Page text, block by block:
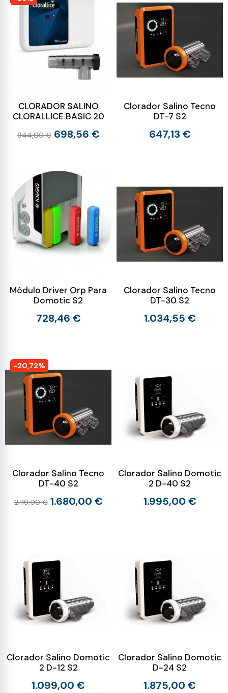
CLORADOR SALINO
CLORALLICE BASIC 20
944,00 € 698,56 €
Clorador Salino Tecno
DT-7 S2
647,13 €
Módulo Driver Orp Para
Domotic S2
728,46 €
Clorador Salino Tecno
DT-30 S2
1.034,55 €
-20,72%
Clorador Salino Tecno
DT-40 S2
2.119,00 € 1.680,00 €
Clorador Salino Domotic
2 D-40 S2
1.995,00 €
Clorador Salino Domotic
2 D-12 S2
1.099,00 €
Clorador Salino Domotic
D-24 S2
1.875,00 €